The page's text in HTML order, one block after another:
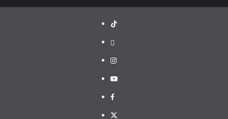
TikTok
threads
Instagram
Youtube
Facebook
X